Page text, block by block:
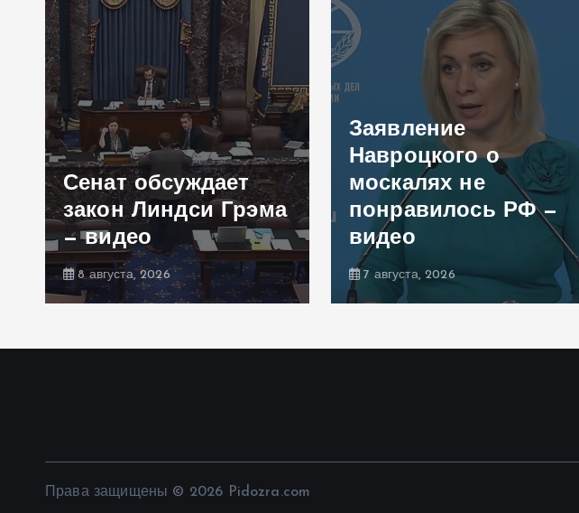
Сенат обсуждает
закон Линдси Грэма
— видео
8 августа, 2026
Заявление
Навроцкого о
москалях не
понравилось РФ —
видео
7 августа, 2026
Права защищены © 2026 Pidozra.com